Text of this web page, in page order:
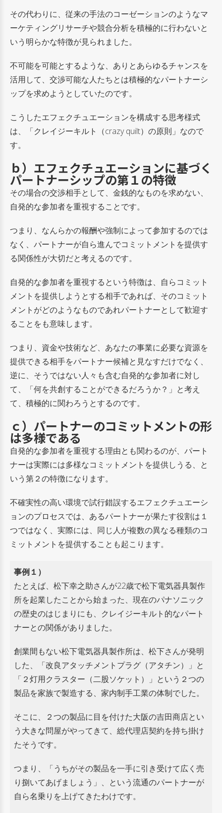
その代わりに、従来の手法のコーゼーションのようなマ
ーケティングリサーチや競合分析を積極的に行わないと
いう明らかな特徴が見られました。
不可能を可能とするような、ありとあらゆるチャンスを
活用して、交渉可能な人たちとは積極的なパートナーシ
ップを求めようとしていたのです。
こうしたエフェクチュエーションを構成する思考様式
は、「クレイジーキルト（crazy quilt）の原則」なので
す。
ｂ）エフェクチュエーションに基づく
パートナーシップの第１の特徴
その場合の交渉相手として、金銭的なものを求めない、
自発的な参加者を重視することです。
つまり、なんらかの報酬や強制によって参加するのでは
なく、パートナーが自ら進んでコミットメントを提供す
る関係性が大切だと考えるのです。
自発的な参加者を重視するという特徴は、自らコミット
メントを提供しようとする相手であれば、そのコミット
メントがどのようなものであれパートナーとして歓迎す
ることをも意味します。
つまり、資金や技術など、あなたの事業に必要な資源を
提供できる相手をパートナー候補と見なすだけでなく、
逆に、そうではない人々も含む自発的な参加者に対し
て、「何を共創することができるだろうか？」と考え
て、積極的に関わろうとするのです。
ｃ）パートナーのコミットメントの形
は多様である
自発的な参加者を重視する理由とも関わるのが、パート
ナーは実際には多様なコミットメントを提供しうる、と
いう第２の特徴になります。
不確実性の高い環境で試行錯誤するエフェクチュエーシ
ョンのプロセスでは、あるパートナーが果たす役割は１
つではなく、実際には、同じ人が複数の異なる種類のコ
ミットメントを提供することも起こります。
事例１）
たとえば、松下幸之助さんが22歳で松下電気器具製作
所を起業したことから始まった、現在のパナソニック
の歴史のはじまりにも、クレイジーキルト的なパート
ナーとの関係がありました。
創業間もない松下電気器具製作所は、松下さんが発明
した、「改良アタッチメントプラグ（アタチン）」と
「２灯用クラスター（二股ソケット）」という２つの
製品を家族で製造する、家内制手工業の体制でした。
そこに、２つの製品に目を付けた大阪の吉田商店とい
う大きな問屋がやってきて、 総代理店契約を持ち掛け
たそうです。
つまり、「うちがその製品を一手に引き受けて広く売
り捌いてあげましょう」、 という流通のパートナーが
自ら名乗りを上げてきたわけです。